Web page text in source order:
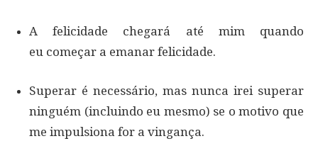
A felicidade chegará até mim quando
eu começar a emanar felicidade.
Superar é necessário, mas nunca irei superar
ninguém (incluindo eu mesmo) se o motivo que
me impulsiona for a vingança.